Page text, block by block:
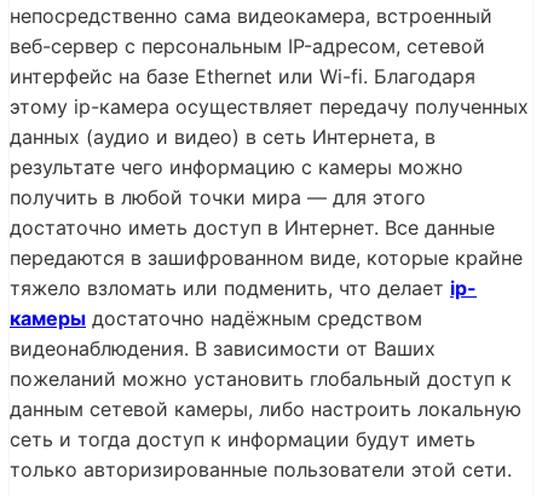
непосредственно сама видеокамера, встроенный
веб-сервер с персональным IP-адресом, сетевой
интерфейс на базе Ethernet или Wi-fi. Благодаря
этому ip-камера осуществляет передачу полученных
данных (аудио и видео) в сеть Интернета, в
результате чего информацию с камеры можно
получить в любой точки мира — для этого
достаточно иметь доступ в Интернет. Все данные
передаются в зашифрованном виде, которые крайне
тяжело взломать или подменить, что делает ip-
камеры достаточно надёжным средством
видеонаблюдения. В зависимости от Ваших
пожеланий можно установить глобальный доступ к
данным сетевой камеры, либо настроить локальную
сеть и тогда доступ к информации будут иметь
только авторизированные пользователи этой сети.